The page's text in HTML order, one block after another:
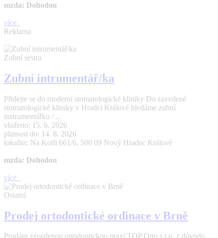
mzda: Dohodou
více
Reklama
Zubní sestra
Zubní intrumentář/ka
Přidejte se do moderní stomatologické kliniky Do zavedené
stomatologické kliniky v Hradci Králové hledáme zubní
instrumentářku / ...
vloženo: 15. 6. 2026
platnost do: 14. 8. 2026
lokalita: Na Kotli 661/6, 500 09 Nový Hradec Králové
mzda: Dohodou
více
Ostatní
Prodej ortodontické ordinace v Brně
Prodám zavedenou ortodontickou praxi TOP Orto s.r.o. z důvodu